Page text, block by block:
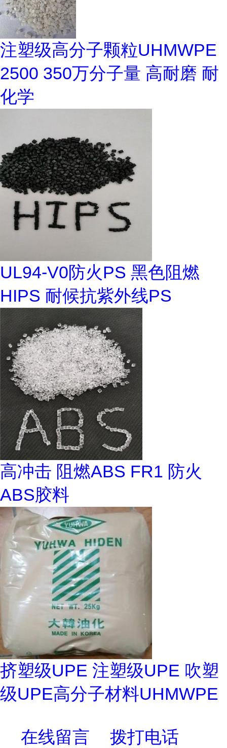
注塑级高分子颗粒UHMWPE
2500 350万分子量 高耐磨 耐
化学
UL94-V0防火PS 黑色阻燃
HIPS 耐候抗紫外线PS
高冲击 阻燃ABS FR1 防火
ABS胶料
挤塑级UPE 注塑级UPE 吹塑
级UPE高分子材料UHMWPE
在线留言 拨打电话